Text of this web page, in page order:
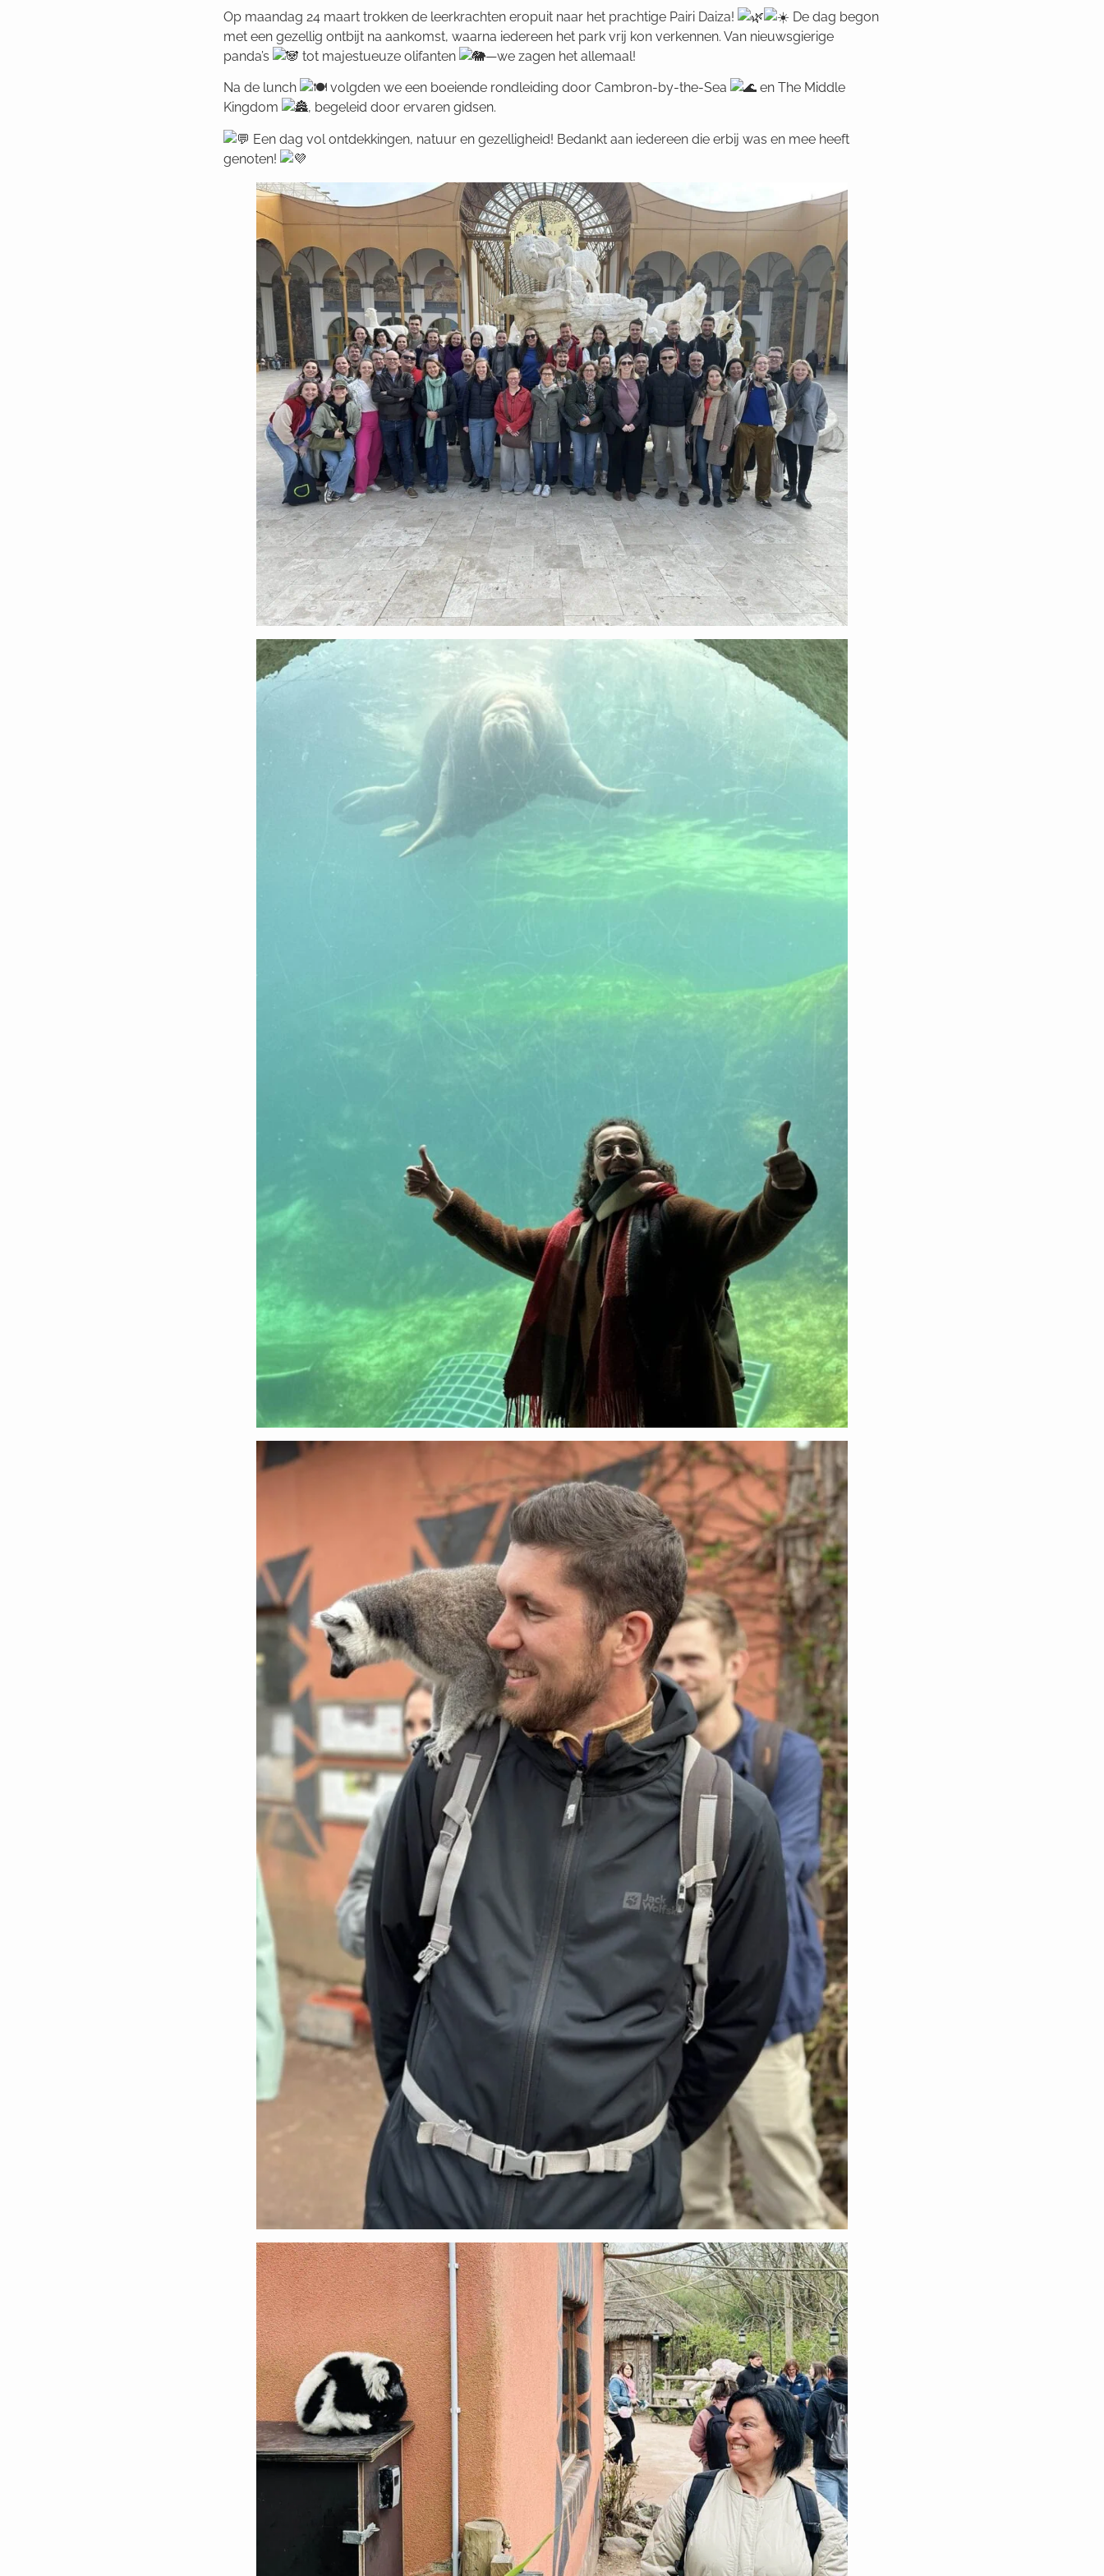
Op maandag 24 maart trokken de leerkrachten eropuit naar het prachtige Pairi Daiza!
De dag begon
met een gezellig ontbijt na aankomst, waarna iedereen het park vrij kon verkennen. Van nieuwsgierige
panda’s
tot majestueuze olifanten —we zagen het allemaal!
Na de lunch volgden we een boeiende rondleiding door Cambron-by-the-Sea
en The Middle
Kingdom
, begeleid door ervaren gidsen.
Een dag vol ontdekkingen, natuur en gezelligheid! Bedankt aan iedereen die erbij was en mee heeft
genoten!